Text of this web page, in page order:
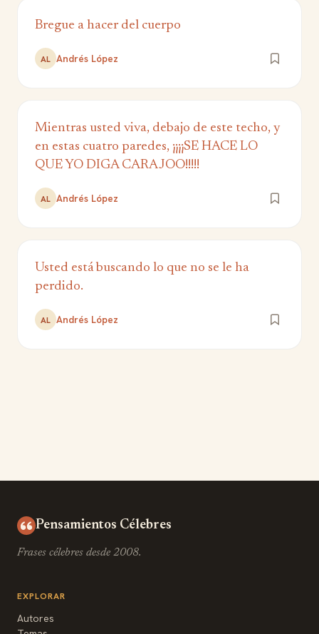
Bregue a hacer del cuerpo
AL Andrés López
Mientras usted viva, debajo de este techo, y
en estas cuatro paredes, ¡¡¡¡SE HACE LO
QUE YO DIGA CARAJOO!!!!!
AL Andrés López
Usted está buscando lo que no se le ha
perdido.
AL Andrés López
Pensamientos Célebres
Frases célebres desde 2008.
EXPLORAR
Autores